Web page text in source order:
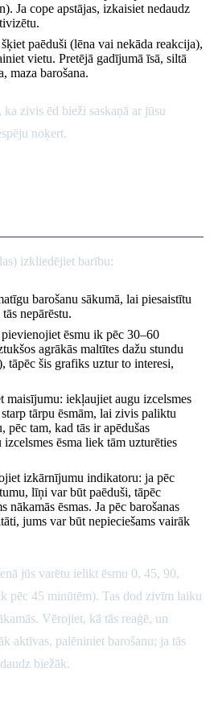
Ja cope apstājas, izkaisiet nedaudz
paēduši (lēna vai nekāda reakcija),
vietu. Pretējā gadījumā īsā, siltā
maza barošana.
ka zivis ēd bieži saskaņā ar jūsu
noķert.
izkliedējiet barību:
barošanu sākumā, lai piesaistītu
nepārēstu.
pievienojiet ēsmu ik pēc 30–60
agrākās maltītes dažu stundu
tāpēc šis grafiks uztur to interesi,
maisījumu: iekļaujiet augu izcelsmes
tārpu ēsmām, lai zivis paliktu
pēc tam, kad tās ir apēdušas
ēsma liek tām uzturēties
izkārnījumu indikatoru: ja pēc
līņi var būt paēduši, tāpēc
ēsmas. Ja pēc barošanas
jums var būt nepieciešams vairāk
jūs varētu ielikt ēsmu 0, 45, 90,
pēc 45 minūtēm). Tas dod zivīm laiku
Vērojiet, kā tās reaģē, un
aktīvas, palēniniet barošanu; ja tās
biežāk.